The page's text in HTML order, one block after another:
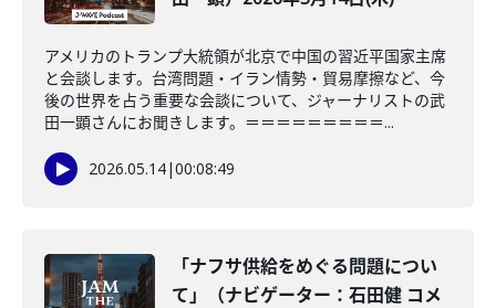
アメリカのトランプ大統領が北京で中国の習近平国家主席
と会談します。台湾問題・イラン情勢・貿易摩擦など、今
後の世界を占う重要な会談について、ジャーナリストの武
田一顕さんにお聞きします。＝＝＝＝＝＝＝＝＝...
2026.05.14|00:08:49
「ナフサ供給をめぐる問題につい
て」（ナビゲーター：石田健 コメ